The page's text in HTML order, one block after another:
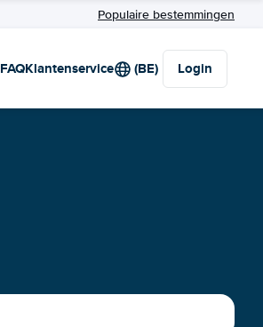
Populaire bestemmingen
FAQKlantenservice (BE) Login